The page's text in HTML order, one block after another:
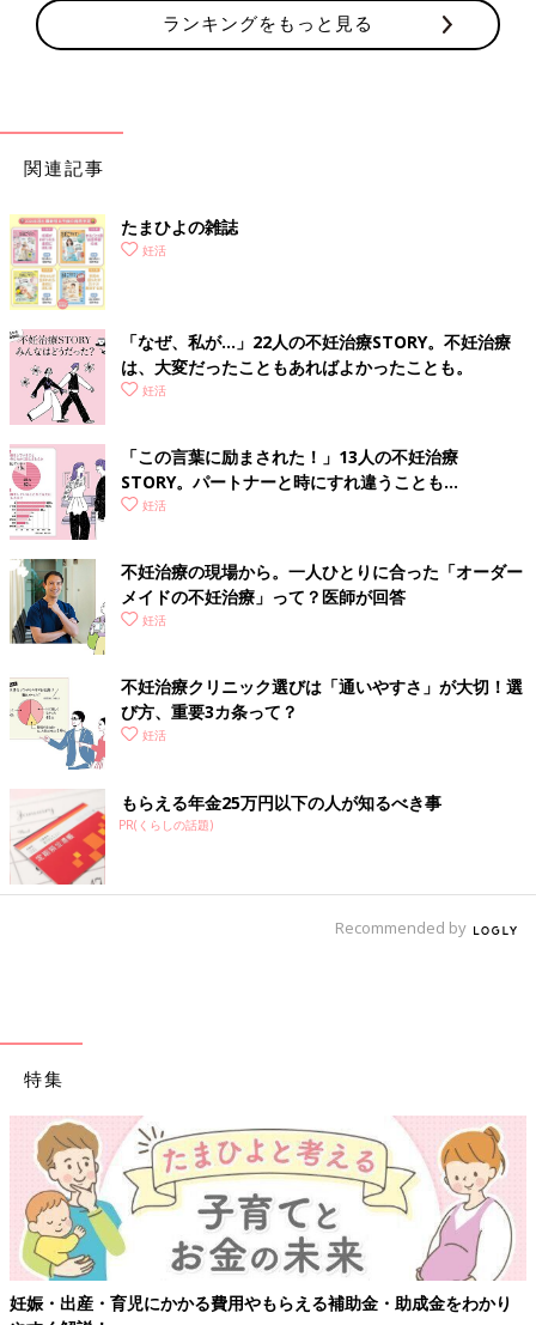
ランキングをもっと見る
関連記事
たまひよの雑誌
妊活
「なぜ、私が…」22人の不妊治療STORY。不妊治療
は、大変だったこともあればよかったことも。
妊活
「この言葉に励まされた！」13人の不妊治療
STORY。パートナーと時にすれ違うことも…
妊活
不妊治療の現場から。一人ひとりに合った「オーダー
メイドの不妊治療」って？医師が回答
妊活
不妊治療クリニック選びは「通いやすさ」が大切！選
び方、重要3カ条って？
妊活
もらえる年金25万円以下の人が知るべき事
PR(くらしの話題)
Recommended by
特集
妊娠・出産・育児にかかる費用やもらえる補助金・助成金をわかり